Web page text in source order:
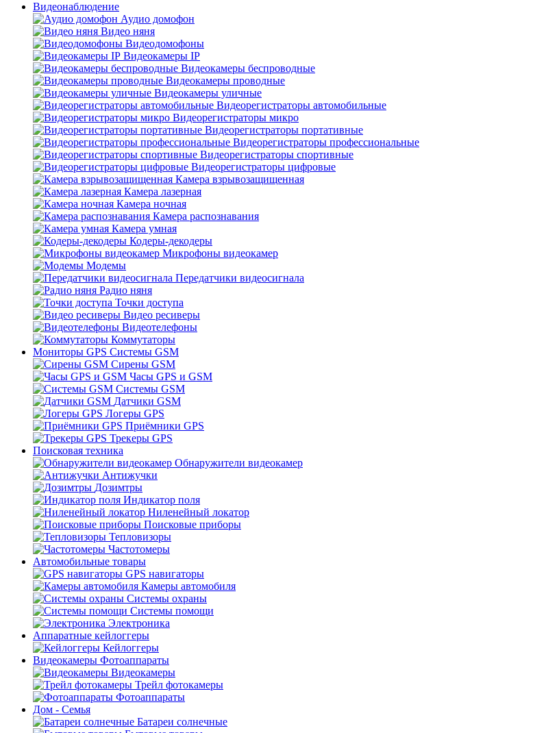
Видеонаблюдение
Аудио домофон
Видео няня
Видеодомофоны
Видеокамеры IP
Видеокамеры беспроводные
Видеокамеры проводные
Видеокамеры уличные
Видеорегистраторы автомобильные
Видеорегистраторы микро
Видеорегистраторы портативные
Видеорегистраторы профессиональные
Видеорегистраторы спортивные
Видеорегистраторы цифровые
Камера взрывозащищенная
Камера лазерная
Камера ночная
Камера распознавания
Камера умная
Кодеры-декодеры
Микрофоны видеокамер
Модемы
Передатчики видеосигнала
Радио няня
Точки доступа
Видео ресиверы
Видеотелефоны
Коммутаторы
Мониторы GPS Системы GSM
Сирены GSM
Часы GPS и GSM
Системы GSM
Датчики GSM
Логеры GPS
Приёмники GPS
Трекеры GPS
Поисковая техника
Обнаружители видеокамер
Антижучки
Дозимтры
Индикатор поля
Ниленейный локатор
Поисковые приборы
Тепловизоры
Частотомеры
Автомобильные товары
GPS навигаторы
Камеры автомобиля
Системы охраны
Системы помощи
Электроника
Аппаратные кейлоггеры
Кейлоггеры
Видеокамеры Фотоаппараты
Видеокамеры
Трейл фотокамеры
Фотоаппараты
Дом - Семья
Батареи солнечные